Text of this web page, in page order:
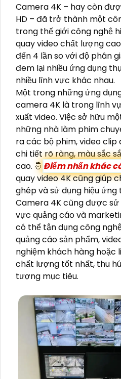
Camera 4K – hay còn
HD – đã trở thành một
trong thế giới công nghệ
quay video chất lượng
đến 4 lần so với độ phân
đem lại nhiều ứng dụng
nhiều lĩnh vực khác nhau.
Một trong những ứng
camera 4K là trong lĩnh
xuất video. Việc sở hữu
những nhà làm phim
ra các bộ phim, video
chi tiết rõ ràng, màu sắc
cao. 🤴 Điểm nhấn khác
quay video 4K cũng giúp
ghép và sử dụng hiệu
Camera 4K cũng được
vực quảng cáo và
có thể tận dụng công
quảng cáo sản phẩm,
nghiệm khách hàng hoặc
chất lượng tốt nhất, thu
tượng mục tiêu.